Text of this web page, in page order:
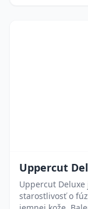
Uppercut
Uppercut
starostlivosť o